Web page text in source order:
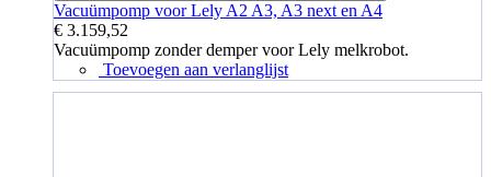
Vacuümpomp voor Lely A2 A3, A3 next en A4
€ 3.159,52
Vacuümpomp zonder demper voor Lely melkrobot.
Toevoegen aan verlanglijst